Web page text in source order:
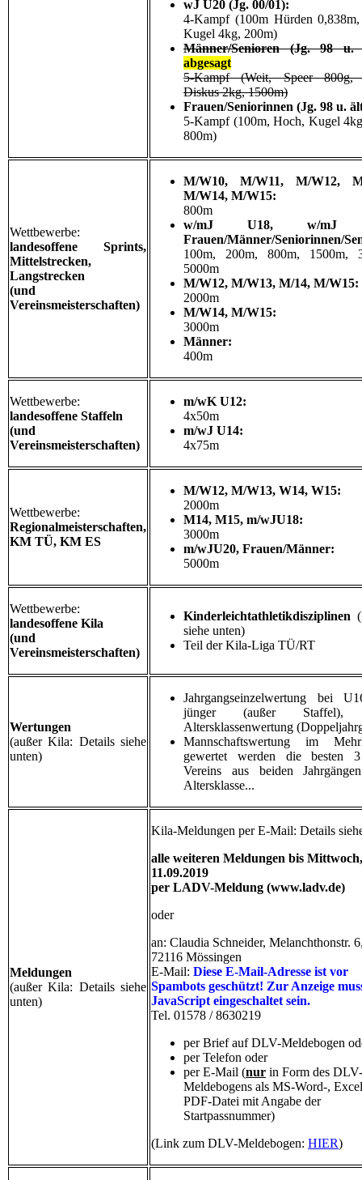
wJ U20 (Jg. 00/01):
4-Kampf (100m Hürden
Kugel 4kg, 200m)
Männer/Senioren (Jg. 98 u.
abgesagt
5-Kampf (Weit, Speer 800g,
Diskus 2kg,1500m)
Frauen/Seniorinnen (Jg. 98 u.
5-Kampf (100m, Hoch, Kugel
800m)
Wettbewerbe:
landesoffene Sprints,
Mittelstrecken,
Langstrecken
(und
Vereinsmeisterschaften)
M/W10, M/W11, M/W12,
M/W14, M/W15:
800m
w/mJ U18, w/mJ
Frauen/Männer/Seniorinnen/
100m, 200m, 800m, 1500m,
5000m
M/W12, M/W13, M/14, M/W15:
2000m
M/W14, M/W15:
3000m
Männer:
400m
Wettbewerbe:
landesoffene Staffeln
(und
Vereinsmeisterschaften)
m/wK U12:
4x50m
m/wJ U14:
4x75m
Wettbewerbe:
Regionalmeisterschaften,
KM TÜ, KM ES
M/W12, M/W13, W14, W15:
2000m
M14, M15, m/wJU18:
3000m
m/wJU20, Frauen/Männer:
5000m
Wettbewerbe:
landesoffene Kila
(und
Vereinsmeisterschaften)
Kinderleichtathletikdisziplinen
siehe unten)
Teil der Kila-Liga TÜ/RT
Wertungen
(außer Kila: Details siehe
unten)
Jahrgangseinzelwertung bei
jünger (außer Staffel),
Altersklassenwertung
Mannschaftswertung im
gewertet werden die besten
Vereins aus beiden
Altersklasse...
Meldungen
(außer Kila: Details siehe
unten)
Kila-Meldungen per E-Mail: Details
alle weiteren Meldungen bis Mittwoch,
11.09.2019
per LADV-Meldung (www.ladv.de)
oder
an: Claudia Schneider, Melanchthonstr.
72116 Mössingen
E-Mail: Diese E-Mail-Adresse ist vor
Spambots geschützt! Zur Anzeige
JavaScript eingeschaltet sein.
Tel. 01578 / 8630219
per Brief auf DLV-Meldebogen
per Telefon oder
per E-Mail (nur in Form des DLV-
Meldebogens als MS-Word-,
PDF-Datei mit Angabe der
Startpassnummer)
(Link zum DLV-Meldebogen: HIER)